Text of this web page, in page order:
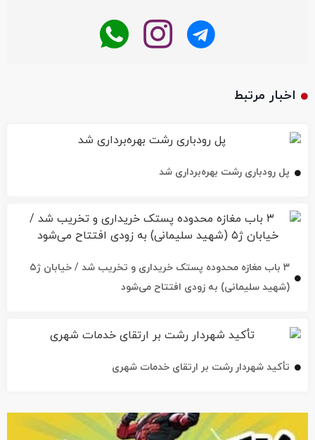
اخبار مرتبط
پل رودباری رشت بهره‌برداری شد
۳ باب مغازه محدوده پستک خریداری و تخریب شد / خیابان ژ۵
(شهید سلیمانی) به زودی افتتاح می‌شود
تأکید شهردار رشت بر ارتقای خدمات شهری